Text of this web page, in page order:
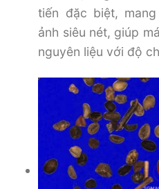
tiến đặc biệt,
ảnh siêu nét, giúp
nguyên liệu với độ